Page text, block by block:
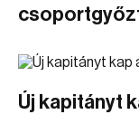
Új kapitányt